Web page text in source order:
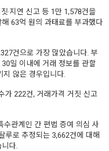
·지연 신고 등 1만 1,578건을
63억 원의 과태료를 부과했다
건으로 가장 많았습니다. 부
일 이내에 거래 정보를 관할
지 않은 경우입니다.
가 222건, 거래가격 거짓 신고
수관계인 간 편법 증여 의심 사
루로 추정되는 3,662건에 대해
다.